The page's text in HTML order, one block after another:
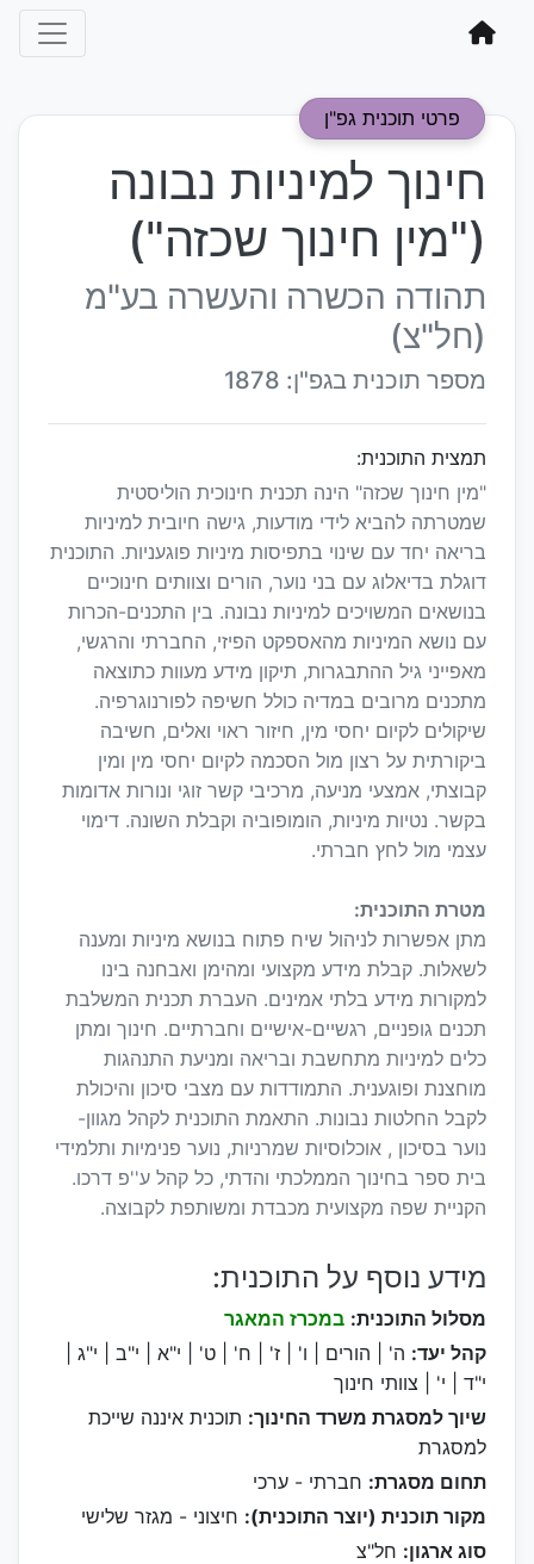
פרטי תוכנית גפ"ן
חינוך למיניות נבונה
("מין חינוך שכזה")
תהודה הכשרה והעשרה בע"מ
(חל"צ)
מספר תוכנית בגפ"ן: 1878
תמצית התוכנית:
"מין חינוך שכזה" הינה תכנית חינוכית הוליסטית
שמטרתה להביא לידי מודעות, גישה חיובית למיניות
בריאה יחד עם שינוי בתפיסות מיניות פוגעניות. התוכנית
דוגלת בדיאלוג עם בני נוער, הורים וצוותים חינוכיים
בנושאים המשויכים למיניות נבונה. בין התכנים-הכרות
עם נושא המיניות מהאספקט הפיזי, החברתי והרגשי,
מאפייני גיל ההתבגרות, תיקון מידע מעוות כתוצאה
מתכנים מרובים במדיה כולל חשיפה לפורנוגרפיה.
שיקולים לקיום יחסי מין, חיזור ראוי ואלים, חשיבה
ביקורתית על רצון מול הסכמה לקיום יחסי מין ומין
קבוצתי, אמצעי מניעה, מרכיבי קשר זוגי ונורות אדומות
בקשר. נטיות מיניות, הומופוביה וקבלת השונה. דימוי
עצמי מול לחץ חברתי.
מטרת התוכנית:
מתן אפשרות לניהול שיח פתוח בנושא מיניות ומענה
לשאלות. קבלת מידע מקצועי ומהימן ואבחנה בינו
למקורות מידע בלתי אמינים. העברת תכנית המשלבת
תכנים גופניים, רגשיים-אישיים וחברתיים. חינוך ומתן
כלים למיניות מתחשבת ובריאה ומניעת התנהגות
מוחצנת ופוגענית. התמודדות עם מצבי סיכון והיכולת
לקבל החלטות נבונות. התאמת התוכנית לקהל מגוון-
נוער בסיכון , אוכלוסיות שמרניות, נוער פנימיות ותלמידי
בית ספר בחינוך הממלכתי והדתי, כל קהל ע''פ דרכו.
הקניית שפה מקצועית מכבדת ומשותפת לקבוצה.
מידע נוסף על התוכנית:
מסלול התוכנית: במכרז המאגר
קהל יעד: ה' | הורים | ו' | ז' | ח' | ט' | י"א | י"ב | י"ג |
י"ד | י' | צוותי חינוך
שיוך למסגרת משרד החינוך: תוכנית איננה שייכת
למסגרת
תחום מסגרת: חברתי - ערכי
מקור תוכנית (יוצר התוכנית): חיצוני - מגזר שלישי
סוג ארגון: חל"צ